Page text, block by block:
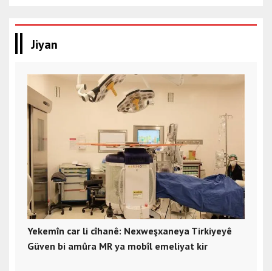
Jiyan
Yekemîn car li cîhanê: Nexweşxaneya Tirkiyeyê
Güven bi amûra MR ya mobîl emeliyat kir